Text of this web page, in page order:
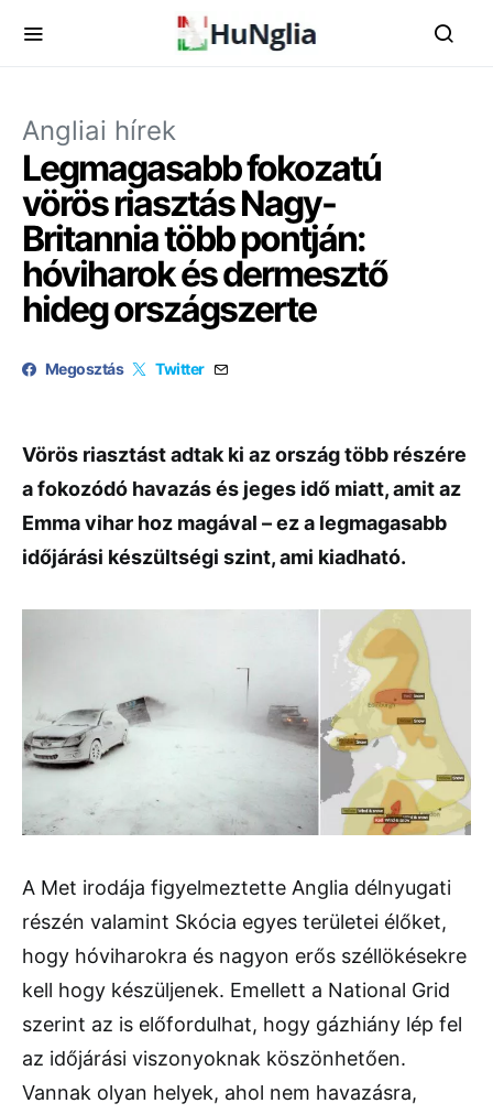
Angliai hírek
Legmagasabb fokozatú
vörös riasztás Nagy-
Britannia több pontján:
hóviharok és dermesztő
hideg országszerte
Megosztás Twitter
Vörös riasztást adtak ki az ország több részére
a fokozódó havazás és jeges idő miatt, amit az
Emma vihar hoz magával – ez a legmagasabb
időjárási készültségi szint, ami kiadható.
A Met irodája figyelmeztette Anglia délnyugati
részén valamint Skócia egyes területei élőket,
hogy hóviharokra és nagyon erős széllökésekre
kell hogy készüljenek. Emellett a National Grid
szerint az is előfordulhat, hogy gázhiány lép fel
az időjárási viszonyoknak köszönhetően.
Vannak olyan helyek, ahol nem havazásra,